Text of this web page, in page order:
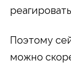
Поэтому
можно